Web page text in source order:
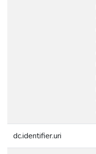
dc.identifier.uri